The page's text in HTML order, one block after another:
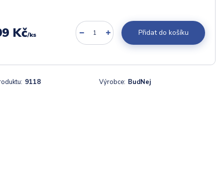
Kč/ks Přidat do košíku
9118 Výrobce: BudNej